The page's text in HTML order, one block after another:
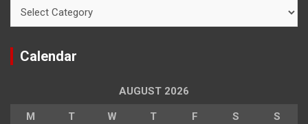
Calendar
AUGUST 2026
M T W T F S S